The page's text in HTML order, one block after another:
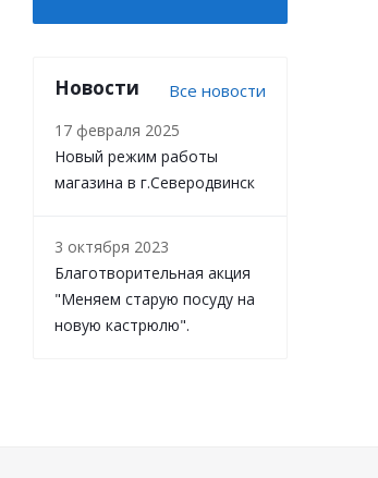
Новости Все новости
17 февраля 2025
Новый режим работы
магазина в г.Северодвинск
3 октября 2023
Благотворительная акция
"Меняем старую посуду на
новую кастрюлю".